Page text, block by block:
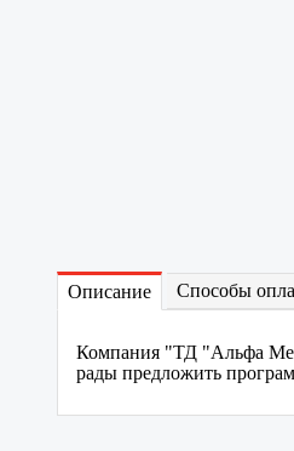
Описание Способы
Компания "ТД "Альфа
рады предложить